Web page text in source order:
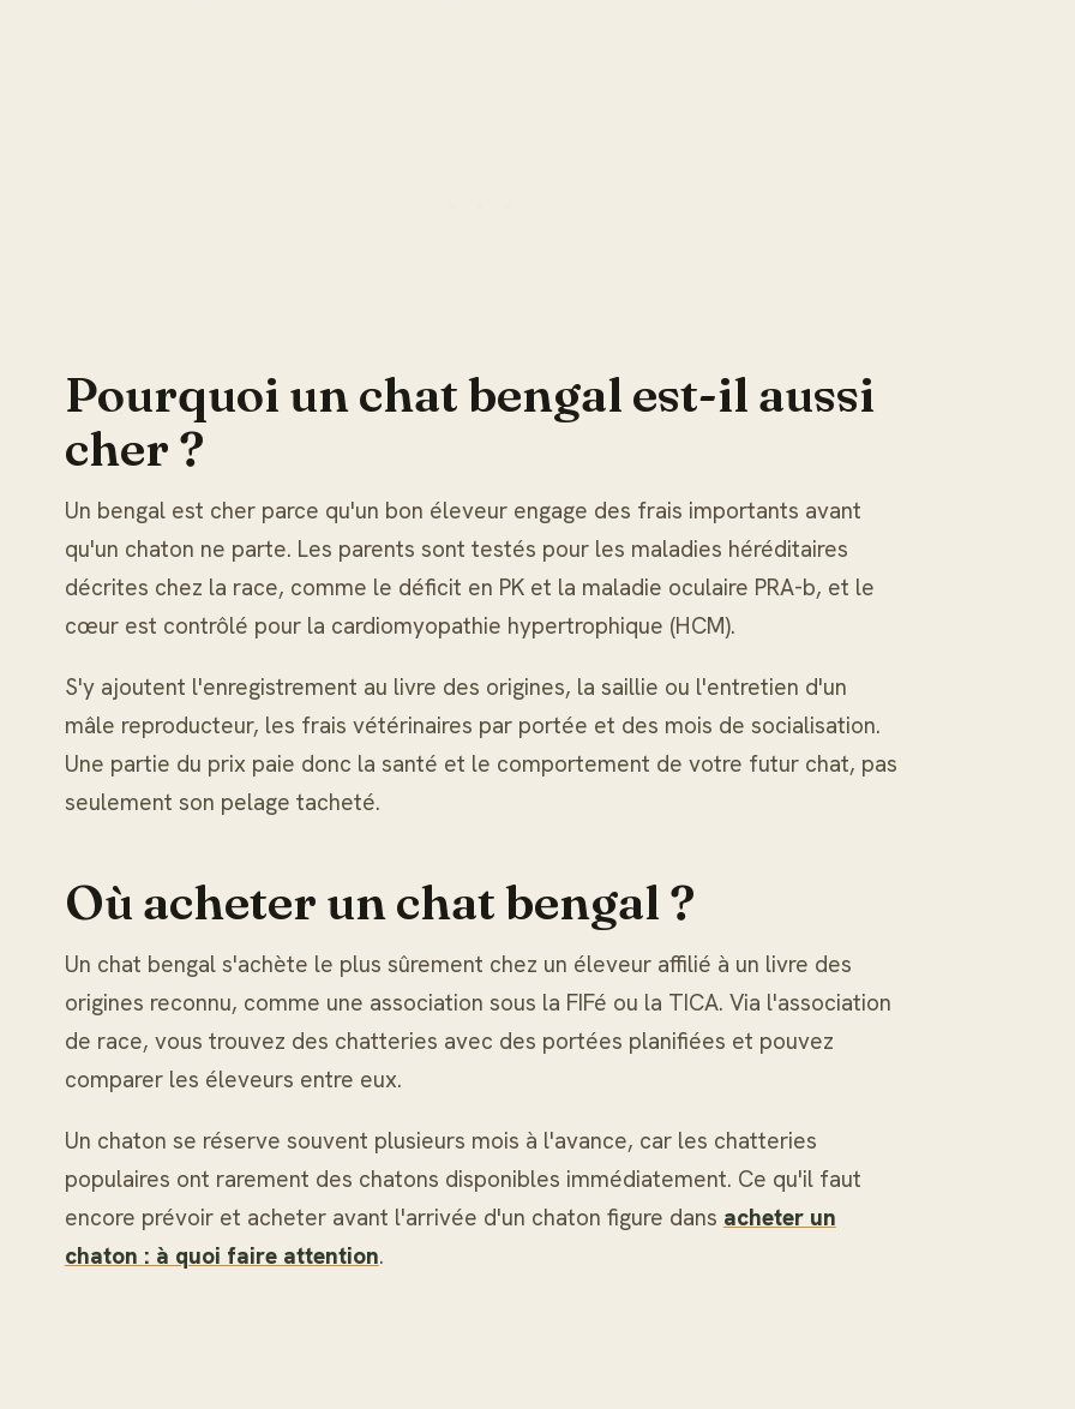
Pourquoi un chat bengal est-il aussi
cher ?
Un bengal est cher parce qu'un bon éleveur engage des frais importants avant
qu'un chaton ne parte. Les parents sont testés pour les maladies héréditaires
décrites chez la race, comme le déficit en PK et la maladie oculaire PRA-b, et le
cœur est contrôlé pour la cardiomyopathie hypertrophique (HCM).
S'y ajoutent l'enregistrement au livre des origines, la saillie ou l'entretien d'un
mâle reproducteur, les frais vétérinaires par portée et des mois de socialisation.
Une partie du prix paie donc la santé et le comportement de votre futur chat, pas
seulement son pelage tacheté.
Où acheter un chat bengal ?
Un chat bengal s'achète le plus sûrement chez un éleveur affilié à un livre des
origines reconnu, comme une association sous la FIFé ou la TICA. Via l'association
de race, vous trouvez des chatteries avec des portées planifiées et pouvez
comparer les éleveurs entre eux.
Un chaton se réserve souvent plusieurs mois à l'avance, car les chatteries
populaires ont rarement des chatons disponibles immédiatement. Ce qu'il faut
encore prévoir et acheter avant l'arrivée d'un chaton figure dans acheter un
chaton : à quoi faire attention.